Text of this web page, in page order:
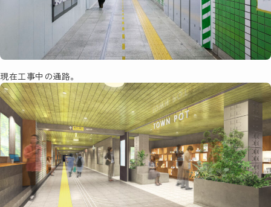
現在工事中の通路。